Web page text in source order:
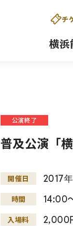
チ
横浜
公演終了
普及公演「
開催日 2017年
時間 14:00
入場料 2,000